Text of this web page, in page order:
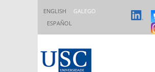
ENGLISH
GALEGO
ESPAÑOL